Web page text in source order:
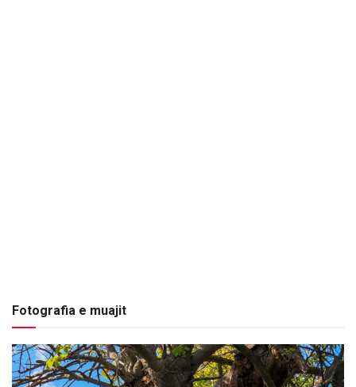
Fotografia e muajit